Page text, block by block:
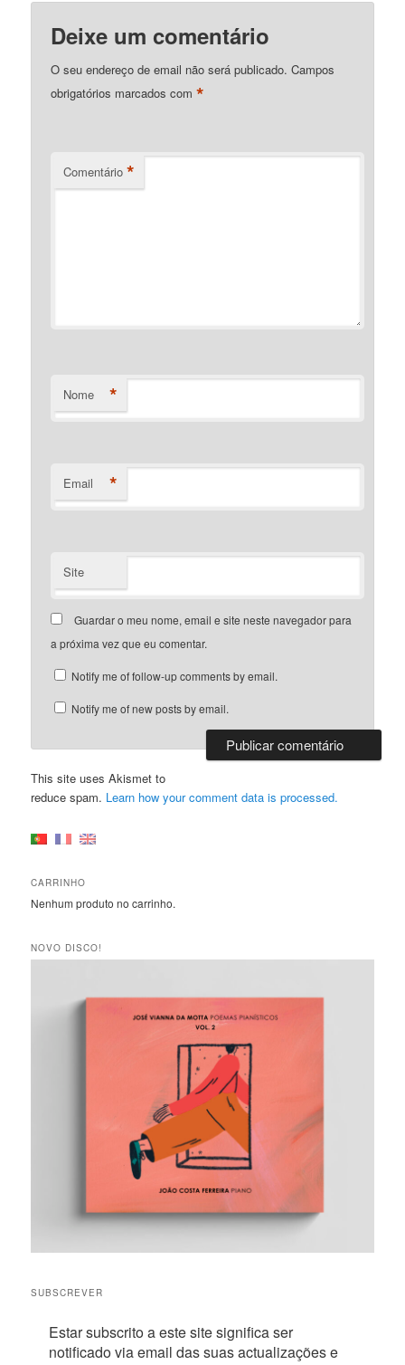
Deixe um comentário
O seu endereço de email não será publicado. Campos
obrigatórios marcados com*
Comentário *
Nome *
Email *
Site
Guardar o meu nome, email e site neste navegador para
a próxima vez que eu comentar.
Notify me of follow-up comments by email.
Notify me of new posts by email.
This site uses Akismet to
reduce spam. Learn how your comment data is processed.
CARRINHO
Nenhum produto no carrinho.
NOVO DISCO!
SUBSCREVER
Estar subscrito a este site significa ser
notificado via email das suas actualizações e